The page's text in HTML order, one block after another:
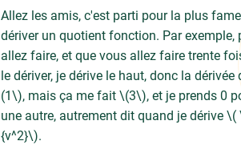
Allez les amis, c'est parti pour la plus
dériver un quotient fonction. Par
allez faire, et que vous allez faire trente
le dériver, je dérive le haut, donc la
(1\), mais ça me fait \(3\), et je prends 0
une autre, autrement dit quand je dérive
{v^2}\).